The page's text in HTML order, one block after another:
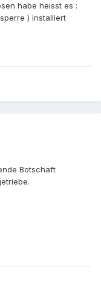
habe heisst es :
) installiert
Botschaft